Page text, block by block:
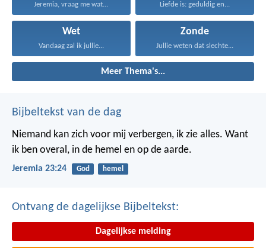
Jeremia, vraag me wat... Liefde is: geduldig en...
Wet
Vandaag zal ik jullie...
Zonde
Jullie weten dat slechte...
Meer Thema's...
Bijbeltekst van de dag
Niemand kan zich voor mij verbergen, ik zie alles. Want
ik ben overal, in de hemel en op de aarde.
Jeremia 23:24 God hemel
Ontvang de dagelijkse Bijbeltekst:
Dagelijkse melding